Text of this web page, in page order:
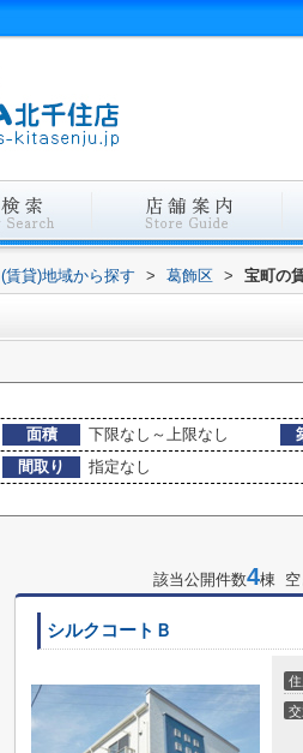
(賃貸)地域から探す > 葛飾区 > 宝町の
面積 下限なし～上限なし
間取り
指定なし
該当公開件数4棟 空
シルクコートＢ